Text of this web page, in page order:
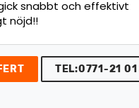
TEL:0771-21 01